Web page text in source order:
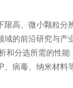
高、微小颗粒分
的前沿研究与产
和分选所需的性
病毒、纳米材料